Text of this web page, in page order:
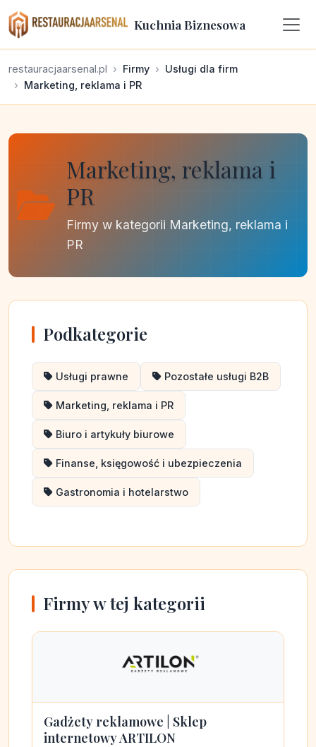
Kuchnia Biznesowa
restauracjaarsenal.pl Firmy
Usługi dla firm
Marketing, reklama i PR
Marketing, reklama i
PR
Firmy w kategorii Marketing, reklama i
PR
Podkategorie
Usługi prawne Pozostałe usługi B2B
Marketing, reklama i PR
Biuro i artykuły biurowe
Finanse, księgowość i ubezpieczenia
Gastronomia i hotelarstwo
Firmy w tej kategorii
Gadżety reklamowe | Sklep
internetowy ARTILON